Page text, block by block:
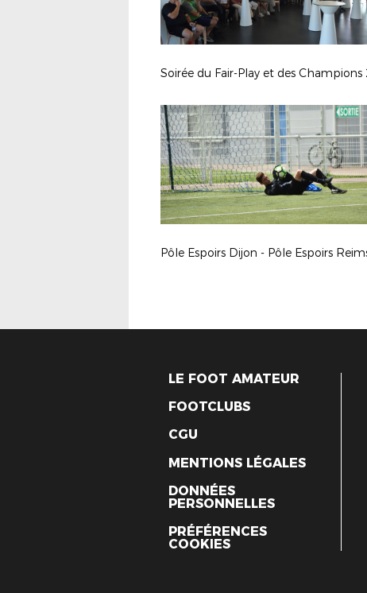
Pôle Espoirs Dijon - Pôle Espoirs
LE FOOT AMATEUR
FOOTCLUBS
CGU
MENTIONS LÉGALES
DONNÉES
PERSONNELLES
PRÉFÉRENCES
COOKIES